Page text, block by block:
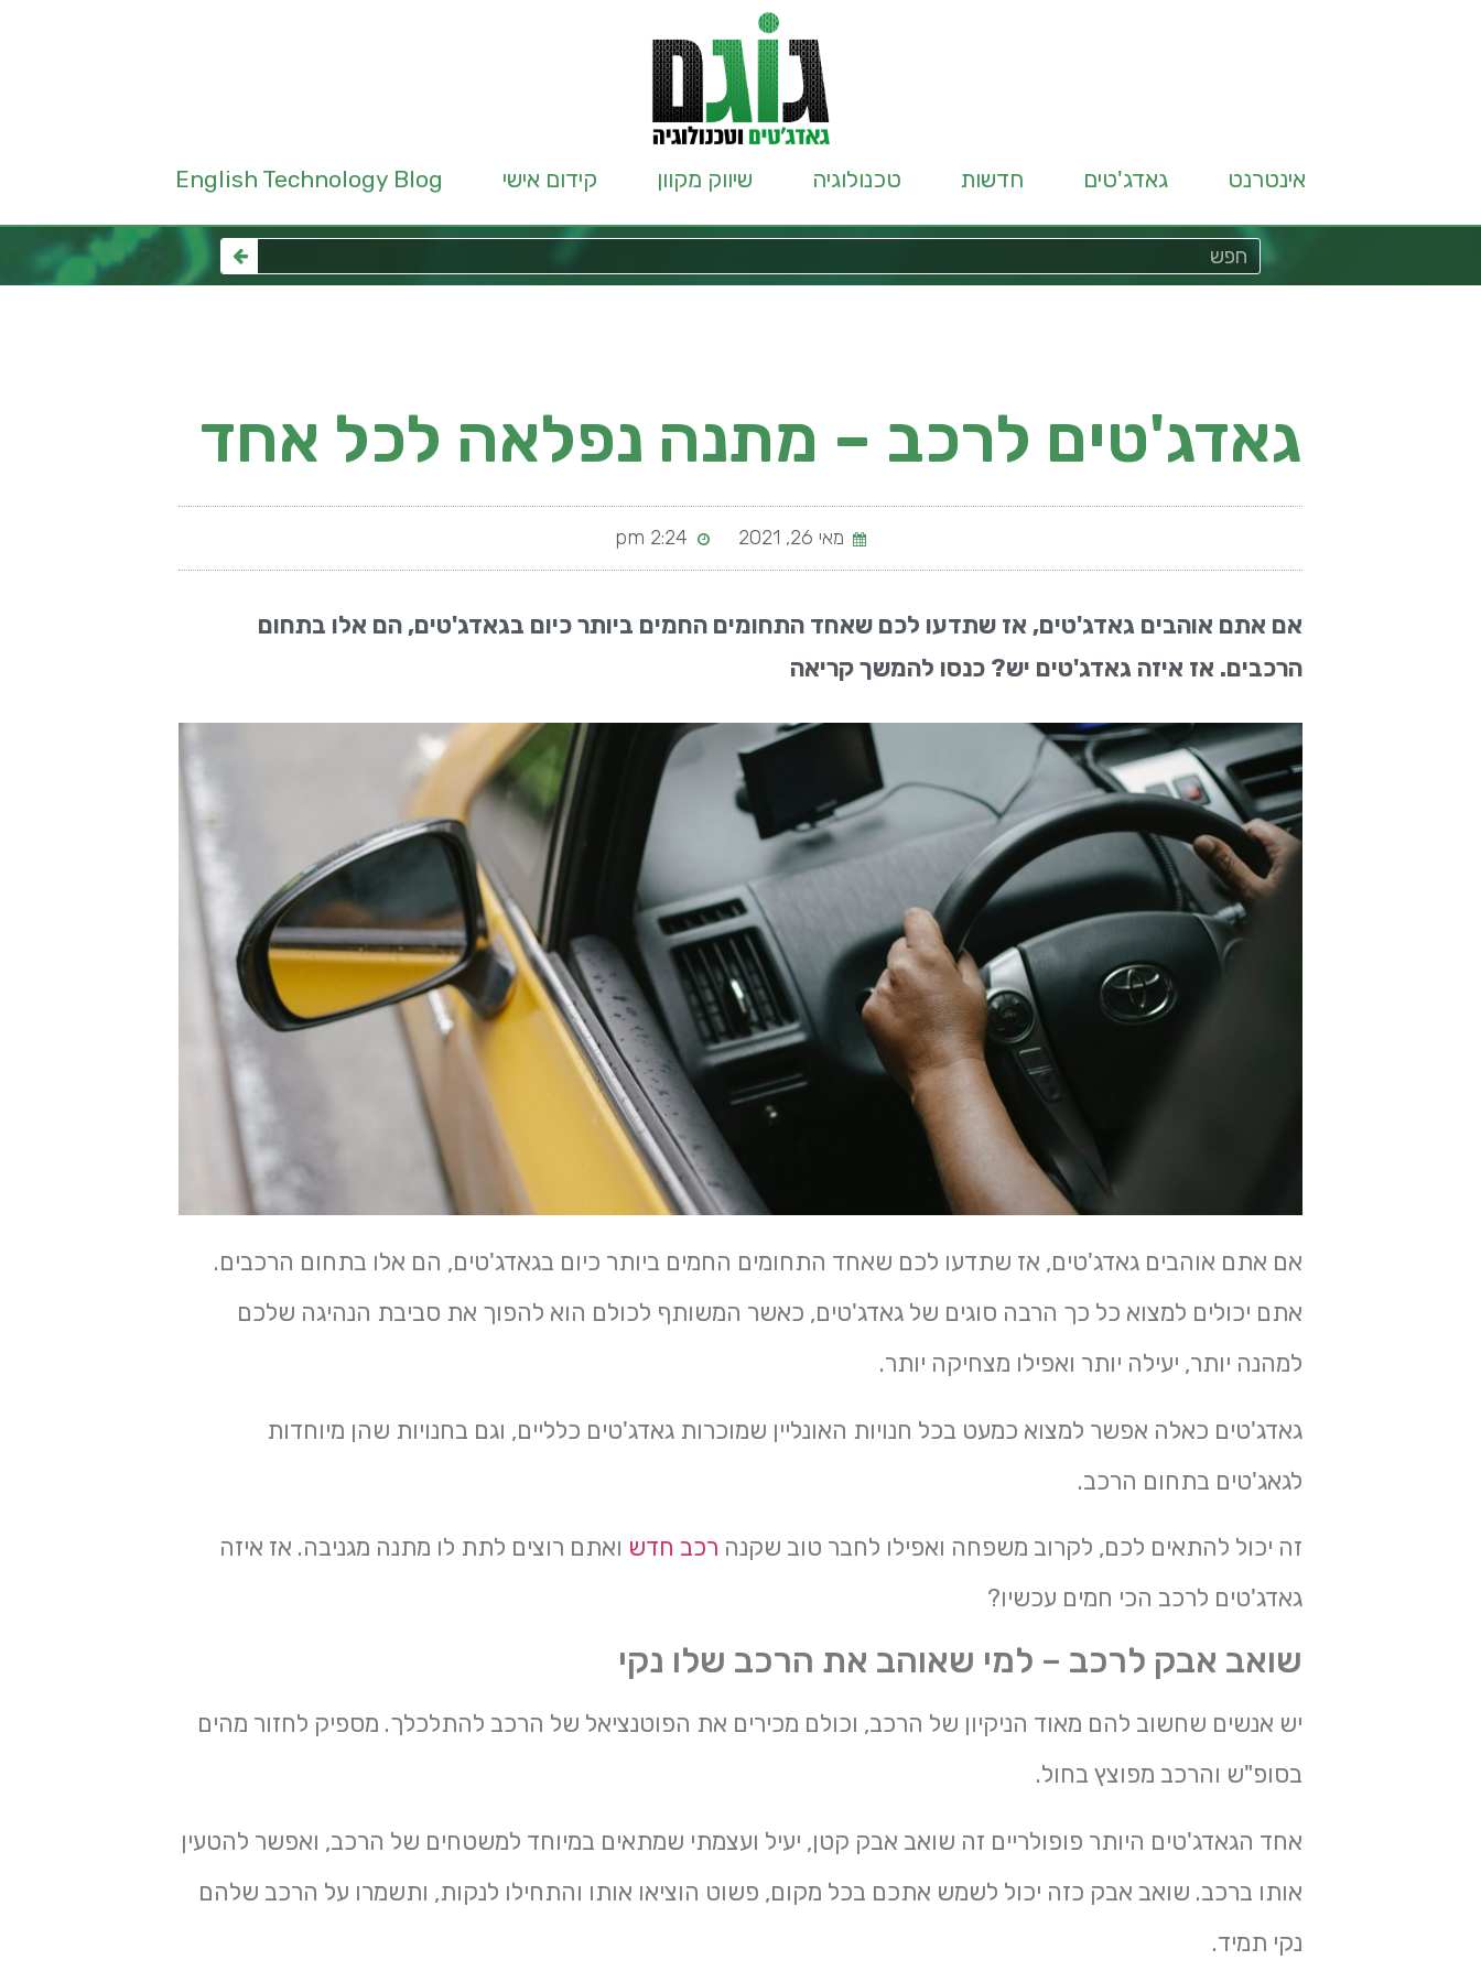
אינטרנט גאדג'טים חדשות טכנולוגיה שיווק מקוון קידום אישי English Technology Blog
גאדג'טים לרכב – מתנה נפלאה לכל אחד
מאי 26, 2021 2:24 pm
אם אתם אוהבים גאדג'טים, אז שתדעו לכם שאחד התחומים החמים ביותר כיום בגאדג'טים, הם אלו בתחום
הרכבים. אז איזה גאדג'טים יש? כנסו להמשך קריאה
אם אתם אוהבים גאדג'טים, אז שתדעו לכם שאחד התחומים החמים ביותר כיום בגאדג'טים, הם אלו בתחום הרכבים.
אתם יכולים למצוא כל כך הרבה סוגים של גאדג'טים, כאשר המשותף לכולם הוא להפוך את סביבת הנהיגה שלכם
למהנה יותר, יעילה יותר ואפילו מצחיקה יותר.
גאדג'טים כאלה אפשר למצוא כמעט בכל חנויות האונליין שמוכרות גאדג'טים כלליים, וגם בחנויות שהן מיוחדות
לגאג'טים בתחום הרכב.
זה יכול להתאים לכם, לקרוב משפחה ואפילו לחבר טוב שקנה רכב חדש ואתם רוצים לתת לו מתנה מגניבה. אז איזה
גאדג'טים לרכב הכי חמים עכשיו?
שואב אבק לרכב – למי שאוהב את הרכב שלו נקי
יש אנשים שחשוב להם מאוד הניקיון של הרכב, וכולם מכירים את הפוטנציאל של הרכב להתלכלך. מספיק לחזור מהים
בסופ"ש והרכב מפוצץ בחול.
אחד הגאדג'טים היותר פופולריים זה שואב אבק קטן, יעיל ועצמתי שמתאים במיוחד למשטחים של הרכב, ואפשר להטעין
אותו ברכב. שואב אבק כזה יכול לשמש אתכם בכל מקום, פשוט הוציאו אותו והתחילו לנקות, ותשמרו על הרכב שלהם
נקי תמיד.